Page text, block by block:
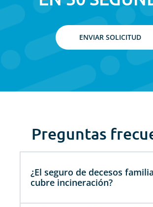
ENVIAR SOLICITUD
Preguntas
¿El seguro de decesos
cubre incineración?